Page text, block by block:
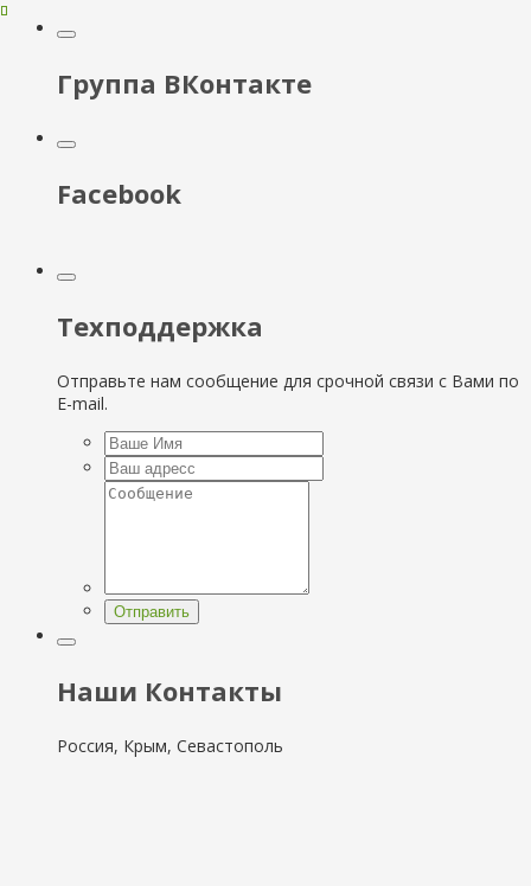
Группа ВКонтакте
Facebook
Техподдержка
Отправьте нам сообщение для срочной связи с Вами по
E-mail.
Отправить
Наши Контакты
Россия, Крым, Севастополь